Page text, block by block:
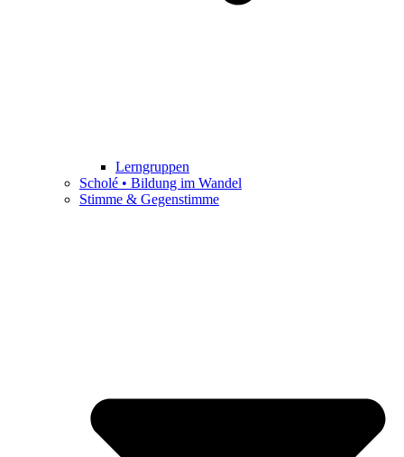
Lerngruppen
Scholé • Bildung im Wandel
Stimme & Gegenstimme